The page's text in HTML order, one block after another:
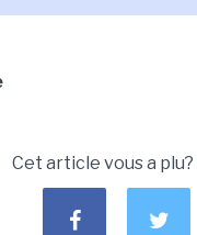
Cet article vous a plu?